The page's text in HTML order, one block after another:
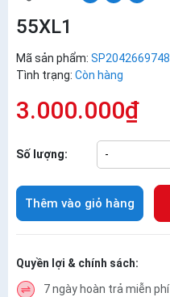
55XL1
Mã sản phẩm: SP2042669748
Tình trạng: Còn hàng
3.000.000₫
Số lượng: -
Thêm vào giỏ hàng
Quyền lợi & chính sách:
7 ngày hoàn trả miễn phí